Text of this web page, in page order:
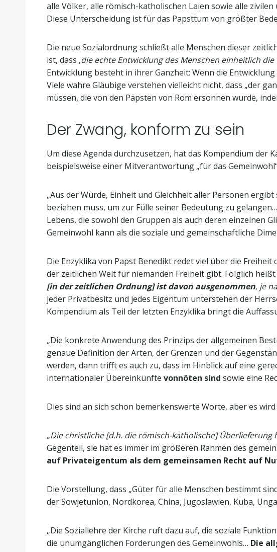
alle Völker, alle römisch-katholischen Laien sowie alle
Diese Unterscheidung ist für das Papsttum von größter
Die neue Sozialordnung schließt alle Menschen dieser
ist, dass ‚die echte Entwicklung des Menschen einheitlich
Entwicklung besteht in ihrer Ganzheit: Wenn die
Viele wahre Gläubige verstehen vielleicht nicht, dass „der
müssen, die von den Päpsten von Rom ersonnen wurde,
Der Zwang, konform zu sein
Um diese Agenda durchzusetzen, hat das Kompendium
beispielsweise einer Mitverantwortung „für das
„Aus der Würde, Einheit und Gleichheit aller Personen
beziehen muss, um zur Fülle seiner Bedeutung zu
Lebens, die sowohl den Gruppen als auch deren einzelnen
Gemeinwohl kann als die soziale und gemeinschaftliche
Die Enzyklika von Papst Benedikt redet viel über die
der zeitlichen Welt für niemanden Freiheit gibt. Folglich heißt
[in der zeitlichen Ordnung] ist davon ausgenommen, je
jeder Privatbesitz und jedes Eigentum unterstehen der
Kompendium als Teil der letzten Enzyklika bringt die
„Die konkrete Anwendung des Prinzips der allgemeinen
genaue Definition der Arten, der Grenzen und der
werden, dann trifft es auch zu, dass im Hinblick auf eine
internationaler Übereinkünfte vonnöten sind sowie eine
Dies sind an sich schon bemerkenswerte Worte, aber es
„Die christliche [d.h. die römisch-katholische]
Gegenteil, sie hat es immer im größeren Rahmen des
auf Privateigentum als dem gemeinsamen Recht auf
Die Vorstellung, dass „Güter für alle Menschen bestimmt
der Sowjetunion, Nordkorea, China, Jugoslawien, Kuba,
„Die Soziallehre der Kirche ruft dazu auf, die soziale
die unumgänglichen Forderungen des Gemeinwohls… Die